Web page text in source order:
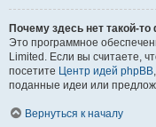
Почему здесь нет такой-
Это программное
Limited. Если вы считаете,
посетите Центр идей phpBB
поданные идеи или
Вернуться к началу